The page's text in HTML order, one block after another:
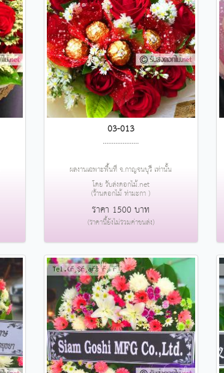
03-013
....................
ผลงานเฉพาะพื้นที่ จ.กาญจนบุรี เท่านั้น
โดย รับส่งดอกไม้.net
(ร้านดอกไม้ ท่ามะกา )
ราคา 1500 บาท
(ราคานี้ยังไม่รวมค่าขนส่ง)